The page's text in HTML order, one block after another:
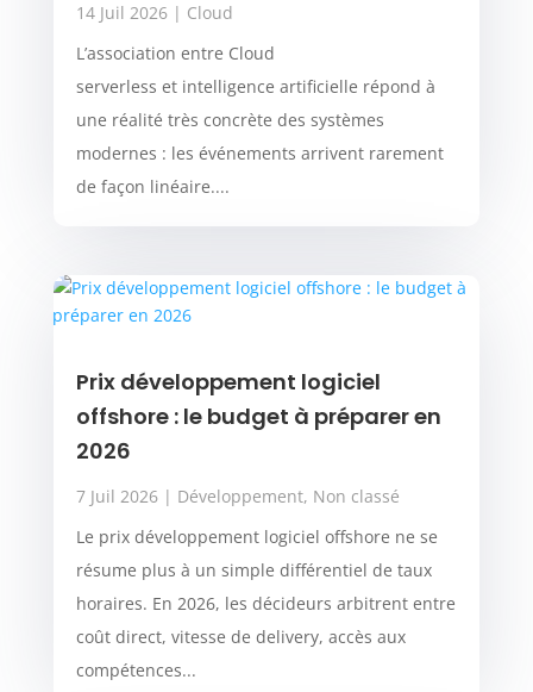
14 Juil 2026| Cloud
L’association entre Cloud
serverless et intelligence artificielle répond à
une réalité très concrète des systèmes
modernes : les événements arrivent rarement
de façon linéaire....
Prix développement logiciel
offshore : le budget à préparer en
2026
7 Juil 2026| Développement, Non classé
Le prix développement logiciel offshore ne se
résume plus à un simple différentiel de taux
horaires. En 2026, les décideurs arbitrent entre
coût direct, vitesse de delivery, accès aux
compétences...